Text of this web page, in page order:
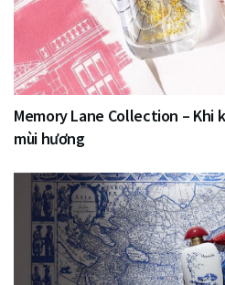
Memory Lane Collection – Khi
mùi hương